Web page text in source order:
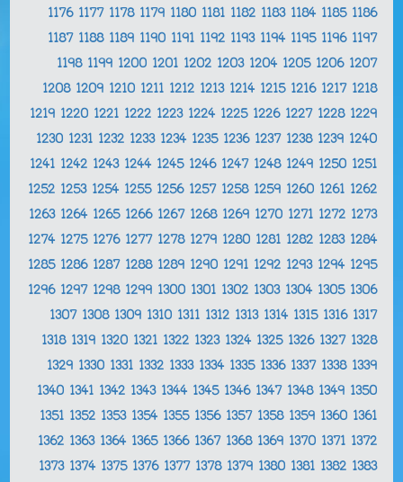
1176 1177 1178 1179 1180 1181 1182 1183 1184 1185 1186
1187 1188 1189 1190 1191 1192 1193 1194 1195 1196 1197
1198 1199 1200 1201 1202 1203 1204 1205 1206 1207
1208 1209 1210 1211 1212 1213 1214 1215 1216 1217 1218
1219 1220 1221 1222 1223 1224 1225 1226 1227 1228 1229
1230 1231 1232 1233 1234 1235 1236 1237 1238 1239 1240
1241 1242 1243 1244 1245 1246 1247 1248 1249 1250 1251
1252 1253 1254 1255 1256 1257 1258 1259 1260 1261 1262
1263 1264 1265 1266 1267 1268 1269 1270 1271 1272 1273
1274 1275 1276 1277 1278 1279 1280 1281 1282 1283 1284
1285 1286 1287 1288 1289 1290 1291 1292 1293 1294 1295
1296 1297 1298 1299 1300 1301 1302 1303 1304 1305 1306
1307 1308 1309 1310 1311 1312 1313 1314 1315 1316 1317
1318 1319 1320 1321 1322 1323 1324 1325 1326 1327 1328
1329 1330 1331 1332 1333 1334 1335 1336 1337 1338 1339
1340 1341 1342 1343 1344 1345 1346 1347 1348 1349 1350
1351 1352 1353 1354 1355 1356 1357 1358 1359 1360 1361
1362 1363 1364 1365 1366 1367 1368 1369 1370 1371 1372
1373 1374 1375 1376 1377 1378 1379 1380 1381 1382 1383